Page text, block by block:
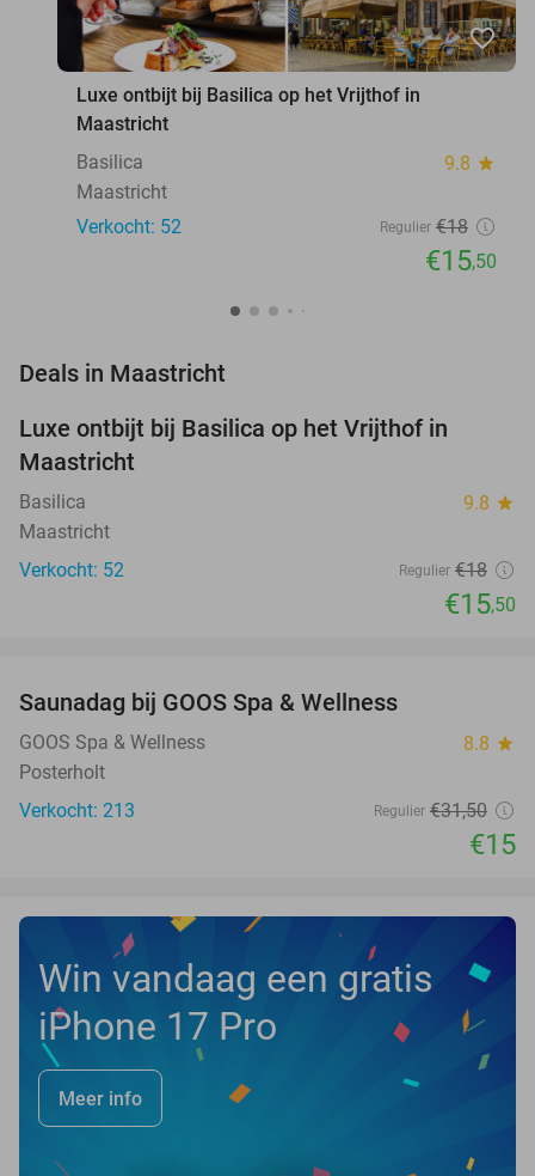
favorite_border
Luxe ontbijt bij Basilica op het Vrijthof in
Maastricht
Basilica
9.8 star
Maastricht
Verkocht: 52
Regulier €18
€15,50
Deals in Maastricht
TODAY
Luxe ontbijt bij Basilica op het Vrijthof in
Maastricht
Basilica 9.8 star
Maastricht
Verkocht: 52
Regulier €18
€15,50
Saunadag bij GOOS Spa & Wellness
GOOS Spa & Wellness 8.8 star
Posterholt
Verkocht: 213
Regulier €31,50
€15
Win vandaag een gratis
iPhone 17 Pro
Meer info